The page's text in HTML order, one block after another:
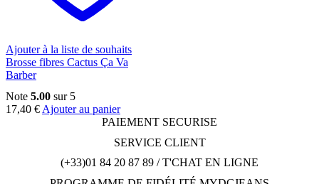
Ajouter à la liste de souhaits
Brosse fibres Cactus Ça Va
Barber
Note 5.00 sur 5
17,40 € Ajouter au panier
PAIEMENT SECURISE
SERVICE CLIENT
(+33)01 84 20 87 89 / T'CHAT EN LIGNE